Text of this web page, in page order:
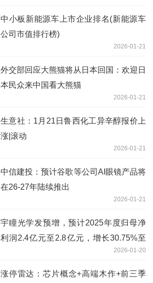
中小板新能源车上市企业排名(新能源车
公司市值排行榜)
2026-01-21
外交部回应大熊猫将从日本回国：欢迎日
本民众来中国看大熊猫
2026-01-21
生意社：1月21日鲁西化工异辛醇报价上
涨|滚动
2026-01-21
中信建投：预计谷歌等公司AI眼镜产品将
在26-27年陆续推出
2026-01-21
宇瞳光学发预增，预计2025年度归母净
利润2.4亿元至2.8亿元，增长30.75%至
2026-01-20
涨停雷达：芯片概念+高端木作+前三季